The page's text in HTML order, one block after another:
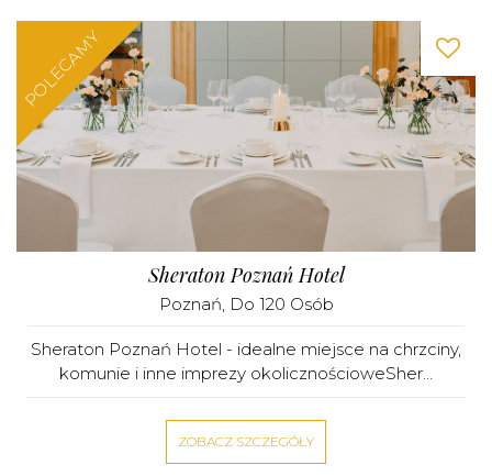
POLECAMY
Sheraton Poznań Hotel
Poznań , Do 120 Osób
Sheraton Poznań Hotel - idealne miejsce na chrzciny,
komunie i inne imprezy okolicznościoweSher...
ZOBACZ SZCZEGÓŁY